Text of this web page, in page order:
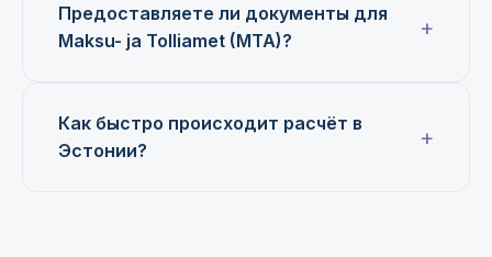
Предоставляете ли документы для
Maksu- ja Tolliamet (MTA)?
Как быстро происходит расчёт в
Эстонии?